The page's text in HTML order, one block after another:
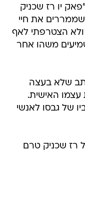
יו רז שכניק
שממררים את חיי
הצטרפתי לאף
משהו אחר
שלא בעצה
עצמו האישית.
של גבסו לאנשי
רז שכניק טרם